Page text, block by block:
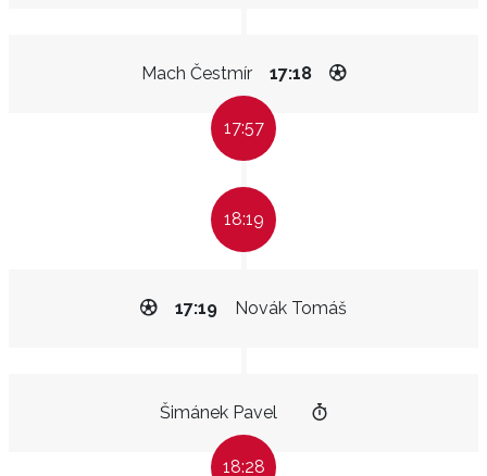
Mach Čestmír 17:18
17:57
18:19
Novák Tomáš
17:19
Šimánek Pavel
18:28